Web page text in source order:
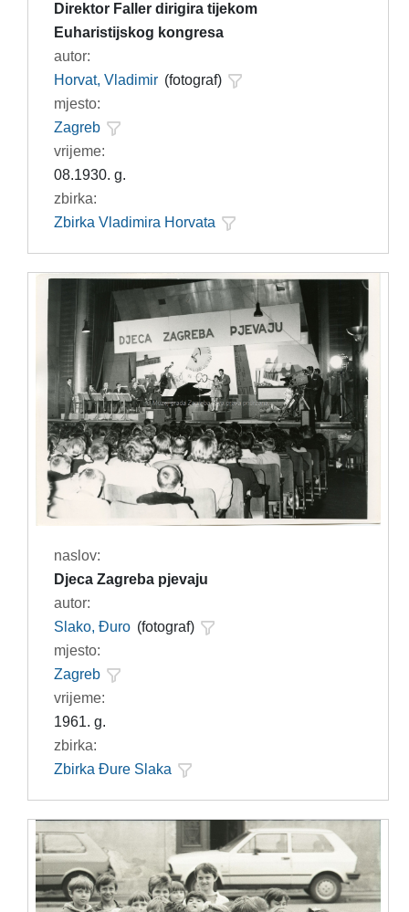
Direktor Faller dirigira tijekom
Euharistijskog kongresa
autor:
Horvat, Vladimir (fotograf)
mjesto:
Zagreb
vrijeme:
08.1930. g.
zbirka:
Zbirka Vladimira Horvata
naslov:
Djeca Zagreba pjevaju
autor:
Slako, Đuro (fotograf)
mjesto:
Zagreb
vrijeme:
1961. g.
zbirka:
Zbirka Đure Slaka